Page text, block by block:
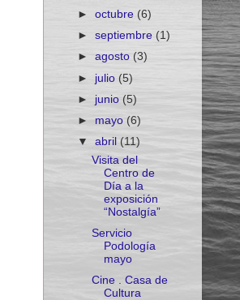
►octubre (6)
►septiembre(1)
►agosto (3)
► julio(5)
► junio(5)
► mayo (6)
▼abril (11)
Visita del
Centro de
Día a la
exposición
“Nostalgía”
Servicio
Podología
mayo
Cine . Casa de
Cultura